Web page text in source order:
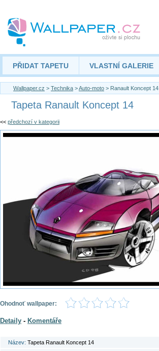
PŘIDAT TAPETU VLASTNÍ GALERIE
Wallpaper.cz > Technika >Auto-moto > Ranault Koncept 14
Tapeta Ranault Koncept 14
<< předchozí v kategorii
Ohodnoť wallpaper:
Detaily - Komentáře
Název: Tapeta Ranault Koncept 14